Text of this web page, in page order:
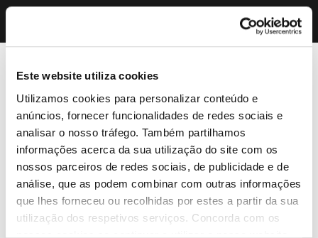
Este website utiliza cookies
Utilizamos cookies para personalizar conteúdo e
anúncios, fornecer funcionalidades de redes sociais e
analisar o nosso tráfego. Também partilhamos
informações acerca da sua utilização do site com os
nossos parceiros de redes sociais, de publicidade e de
análise, que as podem combinar com outras informações
que lhes forneceu ou recolhidas por estes a partir da sua
utilização dos respetivos serviços. Concorda com os